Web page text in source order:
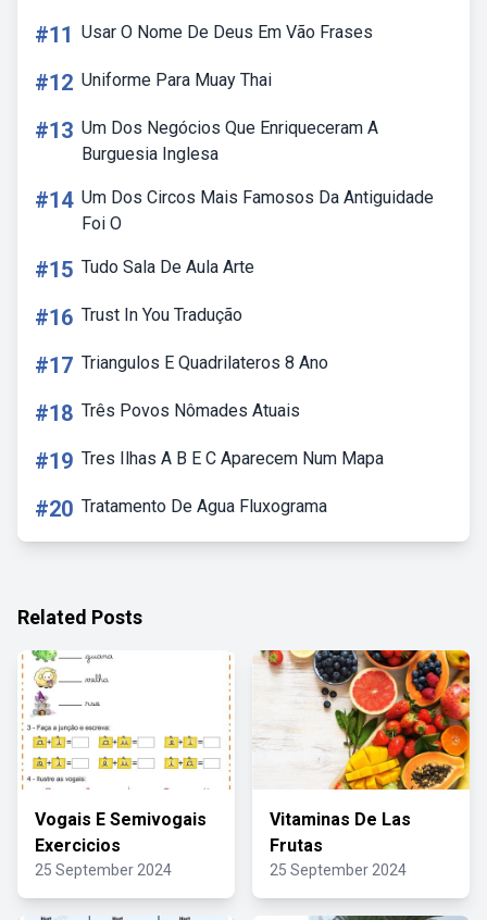
#11 Usar O Nome De Deus Em Vão Frases
#12 Uniforme Para Muay Thai
#13 Um Dos Negócios Que Enriqueceram A
Burguesia Inglesa
#14 Um Dos Circos Mais Famosos Da Antiguidade
Foi O
#15 Tudo Sala De Aula Arte
#16 Trust In You Tradução
#17 Triangulos E Quadrilateros 8 Ano
#18 Três Povos Nômades Atuais
#19 Tres Ilhas A B E C Aparecem Num Mapa
#20 Tratamento De Agua Fluxograma
Related Posts
Vogais E Semivogais
Exercicios
25 September 2024
Vitaminas De Las
Frutas
25 September 2024